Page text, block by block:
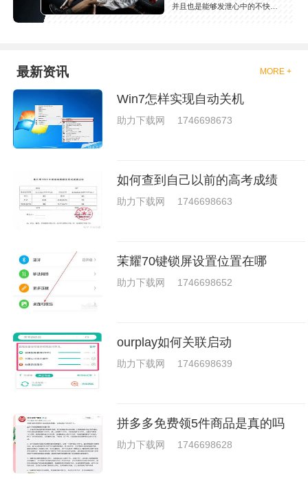
并且也是能够发泄心中的不快
够去进行体验的，我们也是能够
就是收集了一些有意思的拳击游
最新资讯 MORE +
Win7怎样实现自动关机
助力下载网 1746698673
如何查到自己以前的高考成绩
助力下载网 1746698663
茉耀70键锁屏设置位置在哪
助力下载网 1746698652
ourplay如何关联启动
助力下载网 1746698639
拼多多免费领5件商品是真的吗
助力下载网 1746698628